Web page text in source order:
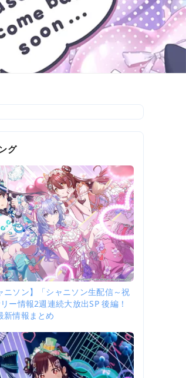
グ
ニソン】「シャニソン生配信～祝
ー情報2週連続大放出SP 後編！
新情報まとめ